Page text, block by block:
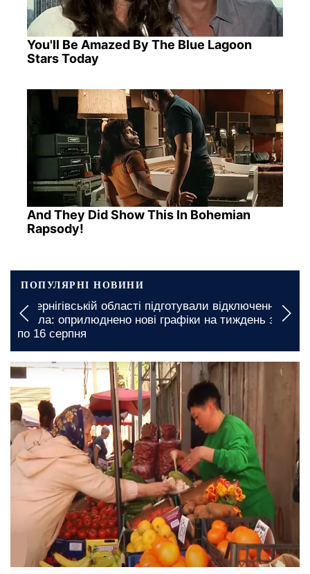
You'll Be Amazed By The Blue Lagoon
Stars Today
And They Did Show This In Bohemian
Rapsody!
ПОПУЛЯРНІ НОВИНИ
У Чернігівській області підготували відключення
світла: оприлюднено нові графіки на тиждень з 10
по 16 серпня
12 травня, 21:00